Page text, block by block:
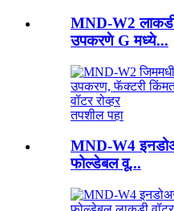
MND-W2
उपकरणे G मध्ये...
तपशील पहा
MND-W4
फोल्डेबल वू...